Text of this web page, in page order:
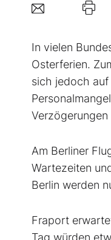
In vielen
Osterferien.
sich jedoch
Am Berliner
Wartezeiten
Berlin werden
Fraport
Tag würden